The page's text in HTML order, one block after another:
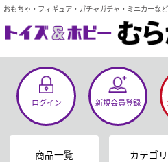
おもちゃ・フィギュア・ガチャガチャ・ミニカーなど
ログイン 新規会員登録
商品一覧 カテゴ